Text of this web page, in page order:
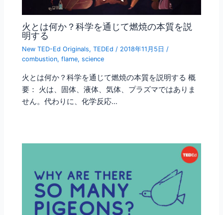
火とは何か？科学を通じて燃焼の本質を説
明する
New TED-Ed Originals,TEDEd / 2018年11月5日/
combustion,flame,science
火とは何か？科学を通じて燃焼の本質を説明する 概
要： 火は、固体、液体、気体、プラズマではありま
せん。代わりに、化学反応…